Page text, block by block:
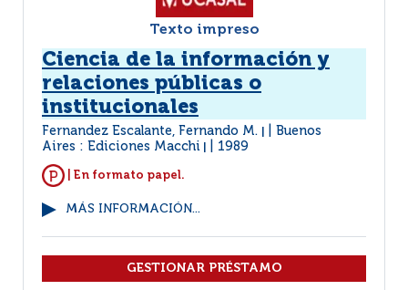
Texto impreso
Ciencia de la información y
relaciones públicas o
institucionales
Fernandez Escalante, Fernando M.
Buenos
Aires : Ediciones Macchi
1989
| En formato papel.
MÁS INFORMACIÓN...